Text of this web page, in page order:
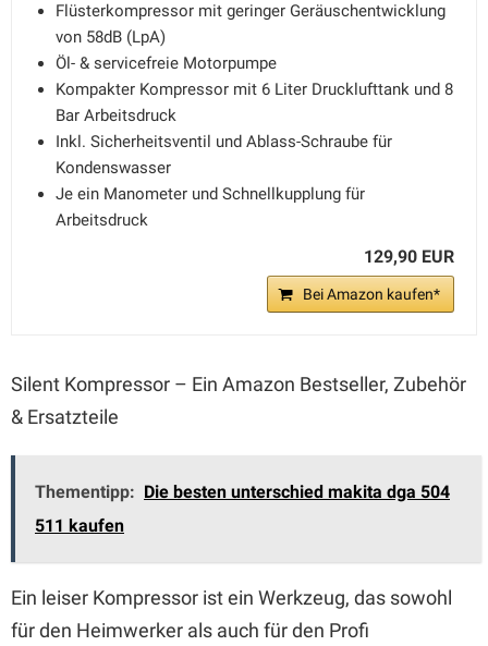
Flüsterkompressor mit geringer Geräuschentwicklung
von 58dB (LpA)
Öl- & servicefreie Motorpumpe
Kompakter Kompressor mit 6 Liter Drucklufttank und 8
Bar Arbeitsdruck
Inkl. Sicherheitsventil und Ablass-Schraube für
Kondenswasser
Je ein Manometer und Schnellkupplung für
Arbeitsdruck
129,90 EUR
Bei Amazon kaufen*
Silent Kompressor – Ein Amazon Bestseller, Zubehör
& Ersatzteile
Thementipp: Die besten unterschied makita dga 504
511 kaufen
Ein leiser Kompressor ist ein Werkzeug, das sowohl
für den Heimwerker als auch für den Profi